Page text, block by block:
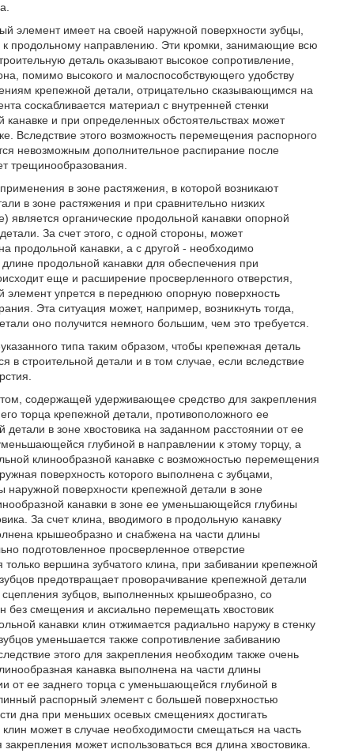
элемент имеет на своей наружной поверхности зубцы,
продольному направлению. Эти кромки, занимающие всю
деталь оказывают высокое сопротивление,
помимо высокого и малоспособствующего удобству
крепежной детали, отрицательно сказывающимся на
соскабливается материал с внутренней стенки
и при определенных обстоятельствах может
Вследствие этого возможность перемещения распорного
невозможным дополнительное распирание после
трещинообразования.
в зоне растяжения, в которой возникают
в зоне растяжения и при сравнительно низких
органические продольной канавки опорной
За счет этого, с одной стороны, может
продольной канавки, а с другой - необходимо
продольной канавки для обеспечения при
еще и расширение просверленного отверстия,
элемент упрется в переднюю опорную поверхность
Эта ситуация может, например, возникнуть тогда,
оно получится немного большим, чем это требуется.
типа таким образом, чтобы крепежная деталь
в строительной детали и в том случае, если вследствие
содержащей удерживающее средство для закрепления
торца крепежной детали, противоположного ее
в зоне хвостовика на заданном расстоянии от ее
глубиной в направлении к этому торцу, а
клинообразной канавке с возможностью перемещения
поверхность которого выполнена с зубцами,
поверхности крепежной детали в зоне
канавки в зоне ее уменьшающейся глубины
За счет клина, вводимого в продольную канавку
крышеобразно и снабжена на части длины
подготовленное просверленное отверстие
только вершина зубчатого клина, при забивании крепежной
предотвращает проворачивание крепежной детали
зубцов, выполненных крышеобразно, со
без смещения и аксиально перемещать хвостовик
канавки клин отжимается радиально наружу в стенку
уменьшается также сопротивление забиванию
этого для закрепления необходим также очень
канавка выполнена на части длины
от ее заднего торца с уменьшающейся глубиной в
распорный элемент с большей поверхностью
дна при меньших осевых смещениях достигать
может в случае необходимости смещаться на часть
может использоваться вся длина хвостовика.